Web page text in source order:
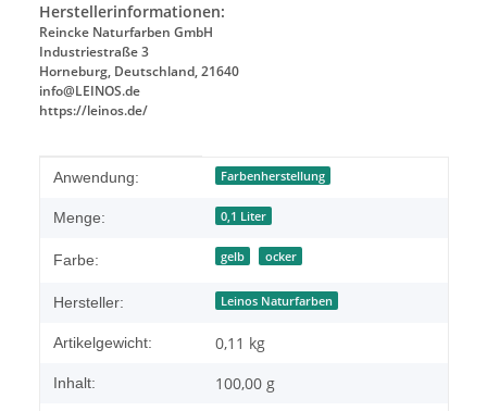
Herstellerinformationen:
Reincke Naturfarben GmbH
Industriestraße 3
Horneburg, Deutschland, 21640
info@LEINOS.de
https://leinos.de/
Produkteigenschaft
Wert
Anwendung: Farbenherstellung
Menge: 0,1 Liter
Farbe: gelb ocker
Hersteller: Leinos Naturfarben
Artikelgewicht: 0,11 kg
Inhalt: 100,00 g